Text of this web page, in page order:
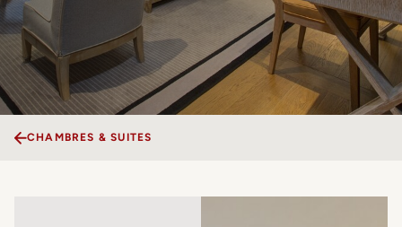
CHAMBRES & SUITES